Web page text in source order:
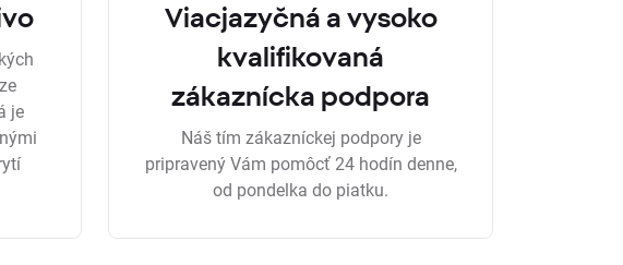
je
Viacjazyčná a vysoko
kvalifikovaná
zákaznícka podpora
Náš tím zákazníckej podpory je
pripravený Vám pomôcť 24 hodín denne,
od pondelka do piatku.